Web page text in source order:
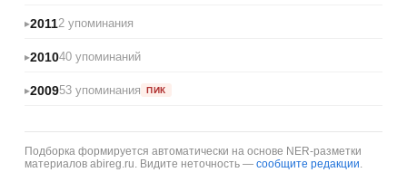
20112 упоминания
201040 упоминаний
200953 упоминания ПИК
Подборка формируется автоматически на основе NER-разметки
материалов abireg.ru. Видите неточность — сообщите редакции